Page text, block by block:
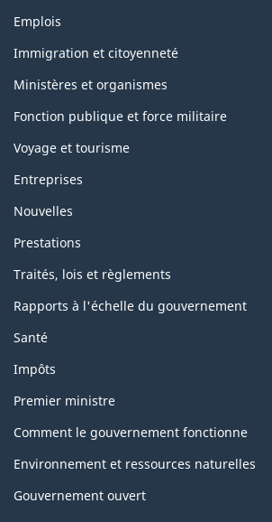
topics
Emplois
Immigration et citoyenneté
Ministères et organismes
Fonction publique et force militaire
Voyage et tourisme
Entreprises
Nouvelles
Prestations
Traités, lois et règlements
Rapports à l'échelle du gouvernement
Santé
Impôts
Premier ministre
Comment le gouvernement fonctionne
Environnement et ressources naturelles
Gouvernement ouvert